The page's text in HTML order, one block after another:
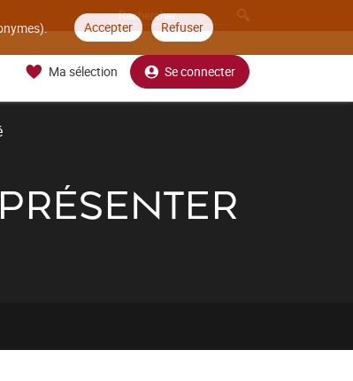
Accepter Refuser
Ma sélection Se connecter